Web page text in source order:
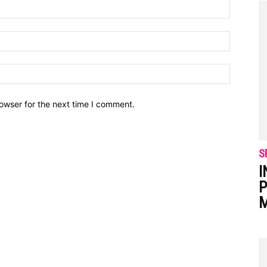
for the next time I comment.